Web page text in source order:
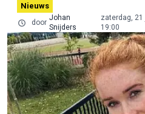
Nieuws
door
Johan
Snijders
zaterdag,
19:00